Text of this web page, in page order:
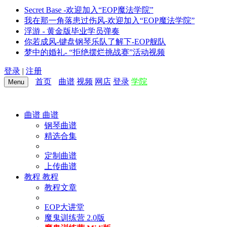
Secret Base -欢迎加入“EOP魔法学院”
我在那一角落患过伤风-欢迎加入“EOP魔法学院”
浮游 - 黄金版毕业学员弹奏
你若成风-键盘钢琴乐队了解下-EOP舰队
梦中的婚礼- “拒绝摆烂挑战赛”活动视频
登录 | 注册
Menu 首页 曲谱 视频 网店 登录 学院
曲谱 曲谱
钢琴曲谱
精选合集
定制曲谱
上传曲谱
教程 教程
教程文章
EOP大讲堂
魔鬼训练营 2.0版